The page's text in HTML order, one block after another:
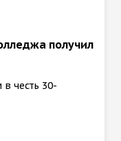
получил
честь 30-